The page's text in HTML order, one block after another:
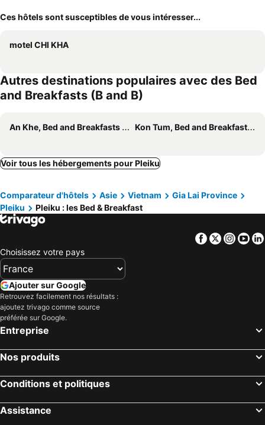
Ces hôtels sont susceptibles de vous intéresser...
motel CHI KHA
Autres destinations populaires avec des Bed
and Breakfasts (B and B)
An Khe, Bed and Breakfasts (B and B) Kon Tum, Bed and Breakfasts (B and B)
Voir tous les hébergements pour Pleiku
Comparateur d'hôtels Asie Vietnam
Gia Lai Province
Pleiku
Pleiku : les Bed & Breakfast
Facebook
Twitter
Choisissez votre pays
Ajouter sur Google
Retrouvez facilement nos résultats :
ajoutez trivago comme source
préférée sur Google.
Entreprise
Nos produits
Conditions et politiques
Assistance